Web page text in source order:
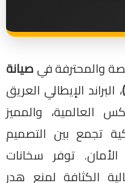
والمحترفة فيصيانة
، البراند الإيطالي العريق
العالمية، والمميز
تجمع بين التصميم
توفر سخانات
الكثافة لمنع هدر